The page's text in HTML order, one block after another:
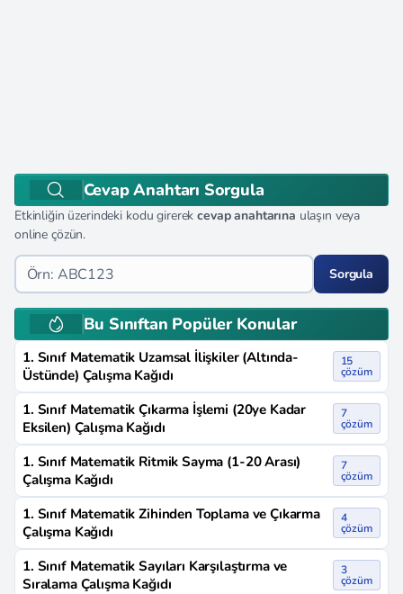
Cevap Anahtarı Sorgula
Etkinliğin üzerindeki kodu girerekcevap anahtarına ulaşın veya
online çözün.
Sorgula
Bu Sınıftan Popüler Konular
1. Sınıf Matematik Uzamsal İlişkiler (Altında-
Üstünde) Çalışma Kağıdı
15
çözüm
1. Sınıf Matematik Çıkarma İşlemi (20ye Kadar
Eksilen) Çalışma Kağıdı
7
çözüm
1. Sınıf Matematik Ritmik Sayma (1-20 Arası)
Çalışma Kağıdı
7
çözüm
1. Sınıf Matematik Zihinden Toplama ve Çıkarma
Çalışma Kağıdı
4
çözüm
1. Sınıf Matematik Sayıları Karşılaştırma ve
Sıralama Çalışma Kağıdı
3
çözüm